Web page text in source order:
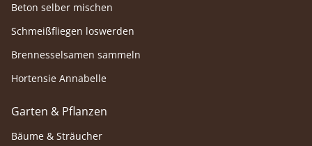
Beton selber mischen
Schmeißfliegen loswerden
Brennesselsamen sammeln
Hortensie Annabelle
Garten & Pflanzen
Bäume & Sträucher